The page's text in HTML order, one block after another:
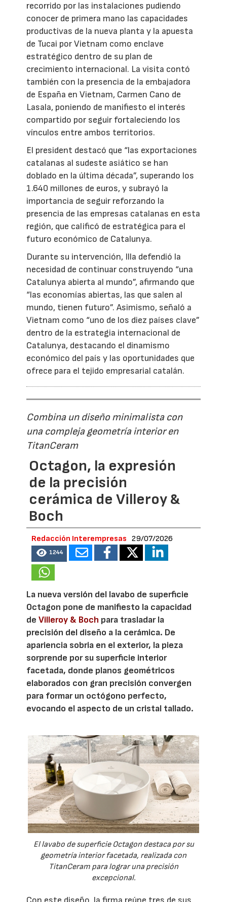
recorrido por las instalaciones pudiendo
conocer de primera mano las capacidades
productivas de la nueva planta y la apuesta
de Tucai por Vietnam como enclave
estratégico dentro de su plan de
crecimiento internacional. La visita contó
también con la presencia de la embajadora
de España en Vietnam, Carmen Cano de
Lasala, poniendo de manifiesto el interés
compartido por seguir fortaleciendo los
vínculos entre ambos territorios.
El president destacó que “las exportaciones
catalanas al sudeste asiático se han
doblado en la última década”, superando los
1.640 millones de euros, y subrayó la
importancia de seguir reforzando la
presencia de las empresas catalanas en esta
región, que calificó de estratégica para el
futuro económico de Catalunya.
Durante su intervención, Illa defendió la
necesidad de continuar construyendo “una
Catalunya abierta al mundo”, afirmando que
“las economías abiertas, las que salen al
mundo, tienen futuro”. Asimismo, señaló a
Vietnam como “uno de los diez países clave”
dentro de la estrategia internacional de
Catalunya, destacando el dinamismo
económico del país y las oportunidades que
ofrece para el tejido empresarial catalán.
Combina un diseño minimalista con
una compleja geometría interior en
TitanCeram
Octagon, la expresión
de la precisión
cerámica de Villeroy &
Boch
Redacción Interempresas 29/07/2026
1244
La nueva versión del lavabo de superficie
Octagon pone de manifiesto la capacidad
deVilleroy & Boch para trasladar la
precisión del diseño a la cerámica. De
apariencia sobria en el exterior, la pieza
sorprende por su superficie interior
facetada, donde planos geométricos
elaborados con gran precisión convergen
para formar un octógono perfecto,
evocando el aspecto de un cristal tallado.
El lavabo de superficie Octagon destaca por su
geometría interior facetada, realizada con
TitanCeram para lograr una precisión
excepcional.